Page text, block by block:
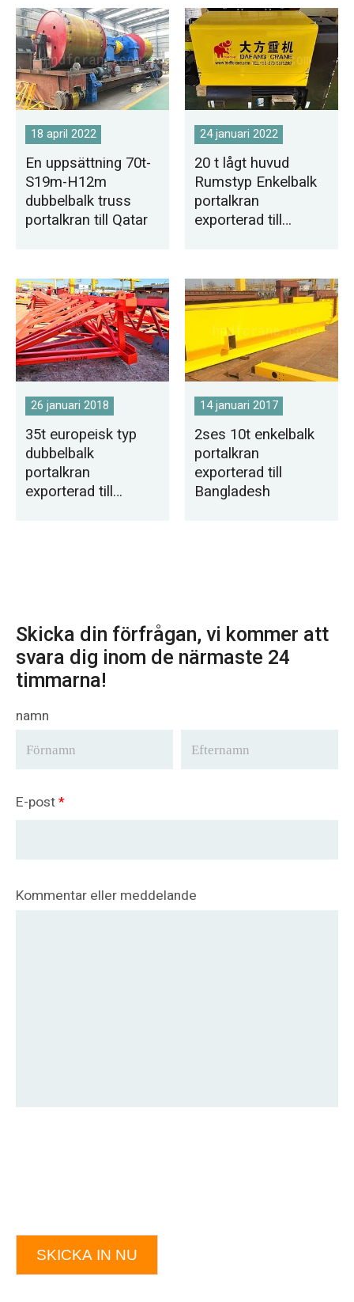
18 april 2022
En uppsättning 70t-
S19m-H12m
dubbelbalk truss
portalkran till Qatar
24 januari 2022
20 t lågt huvud
Rumstyp Enkelbalk
portalkran
exporterad till
26 januari 2018
35t europeisk typ
dubbelbalk
portalkran
exporterad till
14 januari 2017
2ses 10t enkelbalk
portalkran
exporterad till
Bangladesh
Skicka din förfrågan, vi kommer att
svara dig inom de närmaste 24
timmarna!
namn
E-post*
Kommentar eller meddelande
SKICKA IN NU